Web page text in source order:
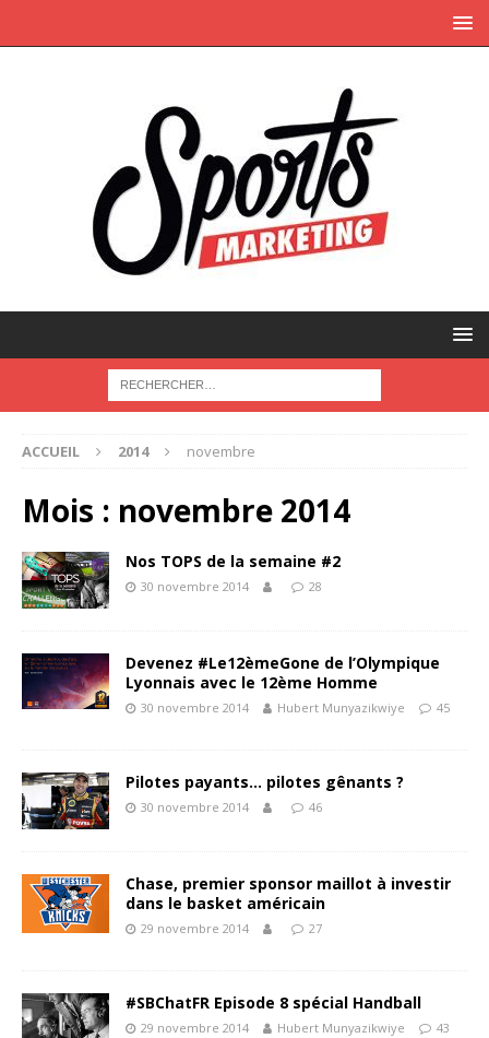
ACCUEIL 2014 novembre
Mois : novembre 2014
Nos TOPS de la semaine #2
30 novembre 2014 28
Devenez #Le12èmeGone de l’Olympique
Lyonnais avec le 12ème Homme
30 novembre 2014 Hubert Munyazikwiye 45
Pilotes payants… pilotes gênants ?
30 novembre 2014 46
Chase, premier sponsor maillot à investir
dans le basket américain
29 novembre 2014 27
#SBChatFR Episode 8 spécial Handball
29 novembre 2014 Hubert Munyazikwiye 43